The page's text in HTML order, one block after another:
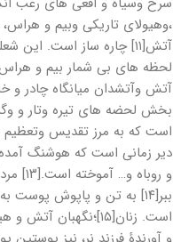
،وهیولای تاریکی وبیم و
آتش[۱۱] چاره ساز است.
لحظه های بی شمار بیم و
آتش وآتشدان میانگاه چادر و
است که به مرز تقدیس
دیر زمانی است که هوشنگ
و
ببر[۱۴] به تن و پاپوش پوست
است.